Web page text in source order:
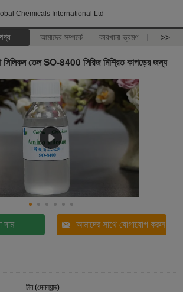
Chemicals International Ltd
আমাদের সম্পর্কে কারখানা ভ্রমণ >>
সিলিকন তেল SO-8400 সিরিজ মিশ্রিত কাপড়ের জন্য
দাম আমাদের সাথে যোগাযোগ করুন
চীন (মেনল্যান্ড)